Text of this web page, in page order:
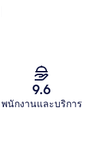
9.6
พนักงานและบริการ